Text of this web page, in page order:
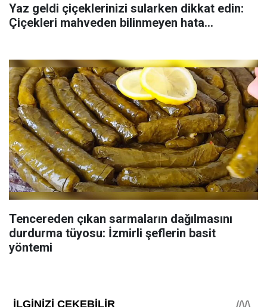
Yaz geldi çiçeklerinizi sularken dikkat edin:
Çiçekleri mahveden bilinmeyen hata...
Tencereden çıkan sarmaların dağılmasını
durdurma tüyosu: İzmirli şeflerin basit
yöntemi